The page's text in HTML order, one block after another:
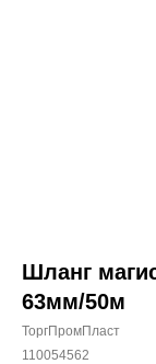
(700) 730-70-
Шланг
63мм/50м
ТоргПромПласт
110054562